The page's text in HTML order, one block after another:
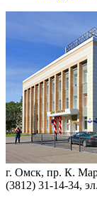
г. Омск, пр. К.
(3812) 31-14-34,